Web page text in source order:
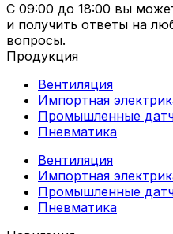
С 09:00 до 18:00 вы
и получить ответы на
вопросы.
Продукция
Вентиляция
Импортная
Промышленные
Пневматика
Вентиляция
Импортная
Промышленные
Пневматика